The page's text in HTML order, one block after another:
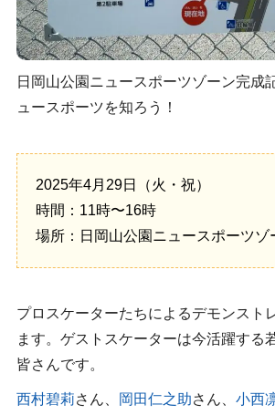
日岡山公園ニュースポーツゾーン完成
ュースポーツを知ろう！
2025年4月29日（火・祝）
時間：11時〜16時
場所：日岡山公園ニュースポーツゾ
プロスケーターたちによるデモンスト
ます。ゲストスケーターは今活躍する
皆さんです。
西村碧莉さん、 岡田仁之助さん、 小西